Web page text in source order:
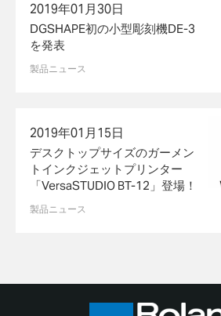
2019年01月30日
DGSHAPE初の小型彫刻機DE-3
を発表
製品ニュース
2019年01月15日
デスクトップサイズのガーメン
トインクジェットプリンター
「VersaSTUDIO BT-12」登場！
製品ニュース